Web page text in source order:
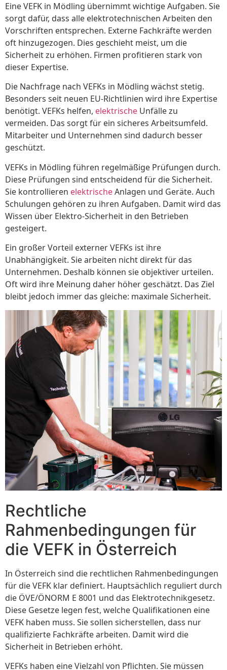
Eine VEFK in Mödling übernimmt wichtige Aufgaben. Sie
sorgt dafür, dass alle elektrotechnischen Arbeiten den
Vorschriften entsprechen. Externe Fachkräfte werden
oft hinzugezogen. Dies geschieht meist, um die
Sicherheit zu erhöhen. Firmen profitieren stark von
dieser Expertise.
Die Nachfrage nach VEFKs in Mödling wächst stetig.
Besonders seit neuen EU-Richtlinien wird ihre Expertise
benötigt. VEFKs helfen, elektrische Unfälle zu
vermeiden. Das sorgt für ein sicheres Arbeitsumfeld.
Mitarbeiter und Unternehmen sind dadurch besser
geschützt.
VEFKs in Mödling führen regelmäßige Prüfungen durch.
Diese Prüfungen sind entscheidend für die Sicherheit.
Sie kontrollieren elektrischeAnlagen und Geräte. Auch
Schulungen gehören zu ihren Aufgaben. Damit wird das
Wissen über Elektro-Sicherheit in den Betrieben
gesteigert.
Ein großer Vorteil externer VEFKs ist ihre
Unabhängigkeit. Sie arbeiten nicht direkt für das
Unternehmen. Deshalb können sie objektiver urteilen.
Oft wird ihre Meinung daher höher geschätzt. Das Ziel
bleibt jedoch immer das gleiche: maximale Sicherheit.
Rechtliche
Rahmenbedingungen für
die VEFK in Österreich
In Österreich sind die rechtlichen Rahmenbedingungen
für die VEFK klar definiert. Hauptsächlich reguliert durch
die ÖVE/ÖNORM E 8001 und das Elektrotechnikgesetz.
Diese Gesetze legen fest, welche Qualifikationen eine
VEFK haben muss. Sie sollen sicherstellen, dass nur
qualifizierte Fachkräfte arbeiten. Damit wird die
Sicherheit in Betrieben erhöht.
VEFKs haben eine Vielzahl von Pflichten. Sie müssen